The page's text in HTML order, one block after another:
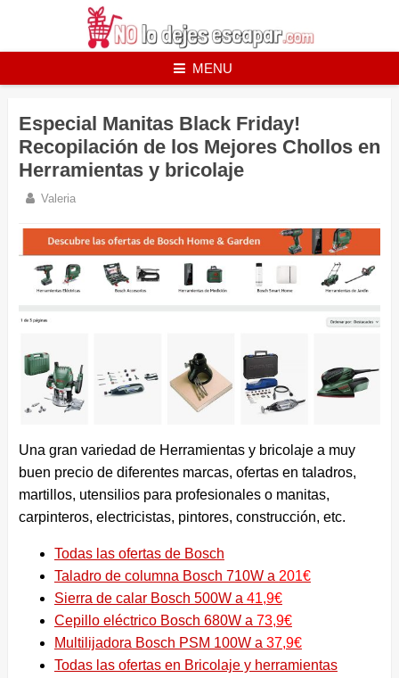
MENU
Especial Manitas Black Friday!
Recopilación de los Mejores Chollos en
Herramientas y bricolaje
Valeria
Una gran variedad de Herramientas y bricolaje a muy
buen precio de diferentes marcas, ofertas en taladros,
martillos, utensilios para profesionales o manitas,
carpinteros, electricistas, pintores, construcción, etc.
Todas las ofertas de Bosch
Taladro de columna Bosch 710W a 201€
Sierra de calar Bosch 500W a 41,9€
Cepillo eléctrico Bosch 680W a 73,9€
Multilijadora Bosch PSM 100W a 37,9€
Todas las ofertas en Bricolaje y herramientas